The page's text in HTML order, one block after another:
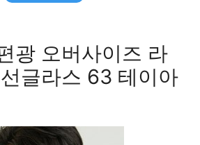
광 오버사이즈 라
글라스 63 테이아